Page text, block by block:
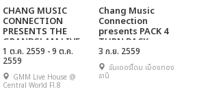
CHANG MUSIC
CONNECTION
PRESENTS THE
GRANDSLAM LIVE
BODYSLAM WITH
THE ORCHESTRA
1 ต.ค. 2559 - 9 ต.ค.
2559
GMM Live House @
Central World Fl.8
Chang Music
Connection
presents PACK 4
TURN BACK
CONCERT
3 ก.ย. 2559
ธันเดอร์โดม เมืองทอง
ธานี